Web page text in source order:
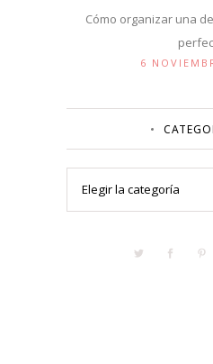
Cómo organizar una
6